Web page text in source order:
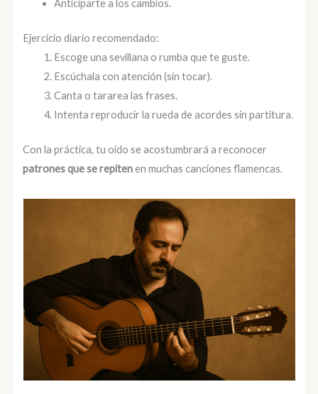
Anticiparte a los cambios.
Ejercicio diario recomendado:
Escoge una sevillana o rumba que te guste.
Escúchala con atención (sin tocar).
Canta o tararea las frases.
Intenta reproducir la rueda de acordes sin partitura.
Con la práctica, tu oído se acostumbrará a reconocer
patrones que se repitenen muchas canciones flamencas.